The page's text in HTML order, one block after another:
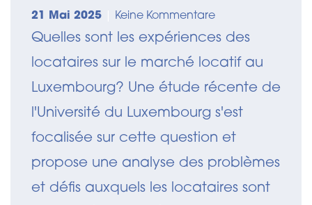
21 Mai 2025 Keine Kommentare
Quelles sont les expériences des
locataires sur le marché locatif au
Luxembourg? Une étude récente de
l'Université du Luxembourg s'est
focalisée sur cette question et
propose une analyse des problèmes
et défis auxquels les locataires sont